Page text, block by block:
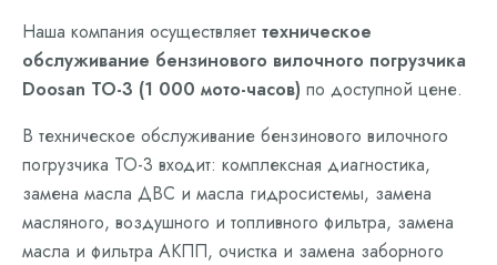
Наша компания осуществляет техническое
обслуживание бензинового вилочного погрузчика
Doosan ТО-3 (1 000 мото-часов) по доступной цене.
В техническое обслуживание бензинового вилочного
погрузчика ТО-3 входит: комплексная диагностика,
замена масла ДВС и масла гидросистемы, замена
масляного, воздушного и топливного фильтра, замена
масла и фильтра АКПП, очистка и замена заборного